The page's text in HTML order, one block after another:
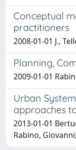
Conceptual
practitioners
2008-01-01 J.,
Planning,
2009-01-01
Urban
approaches
2013-01-01
Rabino,